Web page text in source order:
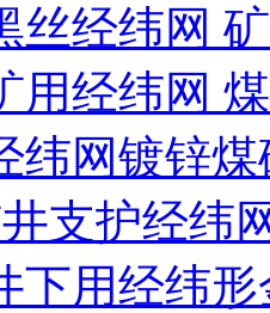
丝经纬网
用经纬网
纬网镀锌
支护经纬
下用经纬